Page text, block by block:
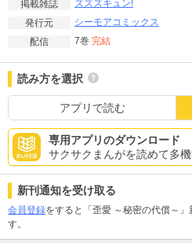
掲載雑誌
ズズズキュン!
発行元
シーモアコミックス
配信
7巻 完結
読み方を選択
アプリで読む
専用アプリのダウンロード
サクサクまんがを読めて多機
新刊通知を受け取る
会員登録をすると「歪愛 ～秘密の代償～
す。